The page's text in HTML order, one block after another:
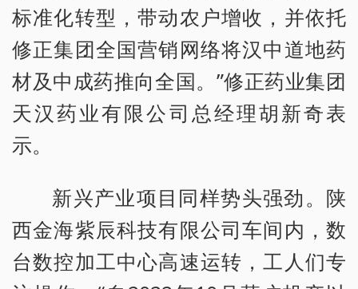
标准化转型，带动农户增收，并依托
修正集团全国营销网络将汉中道地药
材及中成药推向全国。”修正药业集团
天汉药业有限公司总经理胡新奇表
示。
新兴产业项目同样势头强劲。陕
西金海紫辰科技有限公司车间内，数
台数控加工中心高速运转，工人们专